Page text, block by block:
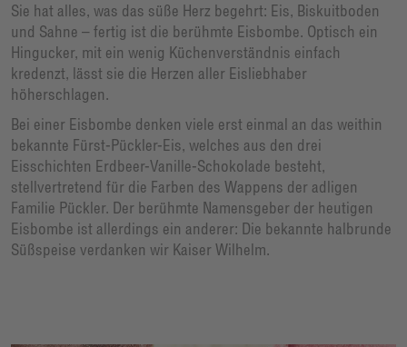
Sie hat alles, was das süße Herz begehrt: Eis, Biskuitboden
und Sahne – fertig ist die berühmte Eisbombe. Optisch ein
Hingucker, mit ein wenig Küchenverständnis einfach
kredenzt, lässt sie die Herzen aller Eisliebhaber
höherschlagen.
Bei einer Eisbombe denken viele erst einmal an das weithin
bekannte Fürst-Pückler-Eis, welches aus den drei
Eisschichten Erdbeer-Vanille-Schokolade besteht,
stellvertretend für die Farben des Wappens der adligen
Familie Pückler. Der berühmte Namensgeber der heutigen
Eisbombe ist allerdings ein anderer: Die bekannte halbrunde
Süßspeise verdanken wir Kaiser Wilhelm.